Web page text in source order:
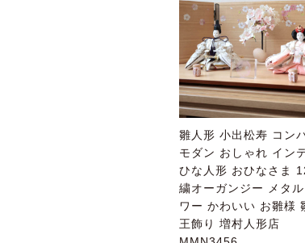
雛人形 小出松寿 コン
モダン おしゃれ イン
ひな人形 おひなさま
繍オーガンジー メタル
ワー かわいい お雛様
王飾り 増村人形店